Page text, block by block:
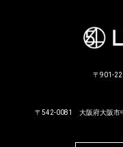
〒901-
〒542-0081 大阪府大阪市